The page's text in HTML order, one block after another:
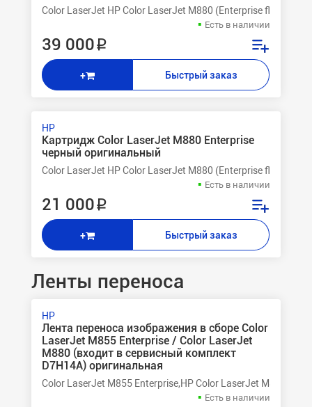
Color LaserJet HP Color LaserJet M880 (Enterprise flow
Есть в наличии
39 000 ₽
+ Быстрый заказ
HP
Картридж Color LaserJet M880 Enterprise
черный оригинальный
Color LaserJet HP Color LaserJet M880 (Enterprise flow
Есть в наличии
21 000 ₽
+ Быстрый заказ
Ленты переноса
HP
Лента переноса изображения в сборе Color
LaserJet M855 Enterprise / Color LaserJet
M880 (входит в сервисный комплект
D7H14A) оригинальная
Color LaserJet M855 Enterprise,HP Color LaserJet M855dn
Есть в наличии